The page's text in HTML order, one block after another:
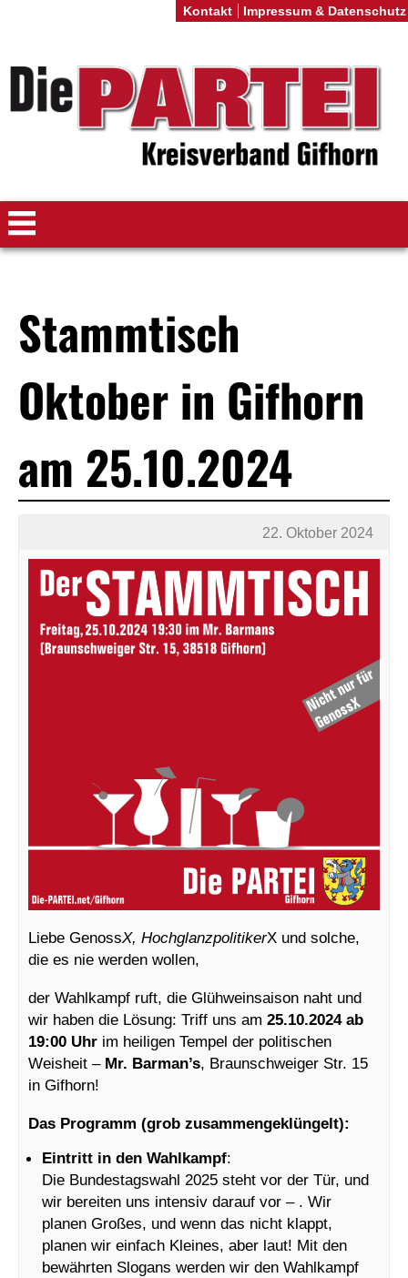
Stammtisch
Oktober in Gifhorn
am 25.10.2024
22. Oktober 2024
Liebe GenossX, HochglanzpolitikerX und solche,
die es nie werden wollen,
der Wahlkampf ruft, die Glühweinsaison naht und
wir haben die Lösung: Triff uns am 25.10.2024 ab
19:00 Uhr im heiligen Tempel der politischen
Weisheit – Mr. Barman’s, Braunschweiger Str. 15
in Gifhorn!
Das Programm (grob zusammengeklüngelt):
Eintritt in den Wahlkampf:
Die Bundestagswahl 2025 steht vor der Tür, und
wir bereiten uns intensiv darauf vor – . Wir
planen Großes, und wenn das nicht klappt,
planen wir einfach Kleines, aber laut! Mit den
bewährten Slogans werden wir den Wahlkampf
Kontakt Impressum & Datenschutz